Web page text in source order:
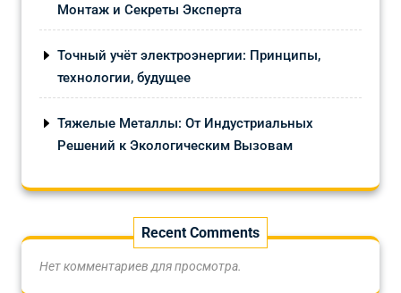
Монтаж и Секреты Эксперта
Точный учёт электроэнергии: Принципы,
технологии, будущее
Тяжелые Металлы: От Индустриальных
Решений к Экологическим Вызовам
Recent Comments
Нет комментариев для просмотра.